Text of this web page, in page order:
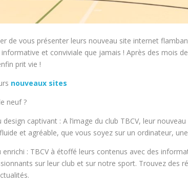
de vous présenter leurs nouveau site internet
et conviviale que jamais ! Après des mois
prit vie !
nouveaux sites
neuf ?
design captivant : A l’image du club TBCV, leur
et agréable, que vous soyez sur un ordinateur,
enrichi : TBCV à étoffé leurs contenus avec des
sur leur club et sur notre sport. Trouvez des